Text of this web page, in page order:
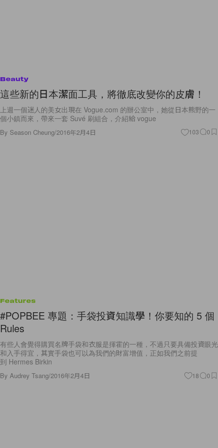
Beauty
這些新的日本潔面工具，將徹底改變你的皮膚！
上週一個迷人的美女出現在 Vogue.com 的辦公室中，她從日本熊野的一
個小鎮而來，帶來一套 Suvé 刷組合，介紹給 vogue
By Season Cheung/2016年2月4日 103 0
Features
#POPBEE 專題：手袋投資知識學！你要知的 5 個
Rules
有些人會覺得購買名牌手袋和衣服是揮霍的一種，不過只要具備投資眼光
和入手得宜，其實手袋也可以為我們的財富增值，正如我們之前提
到 Hermes Birkin
By Audrey Tsang/2016年2月4日 18 0